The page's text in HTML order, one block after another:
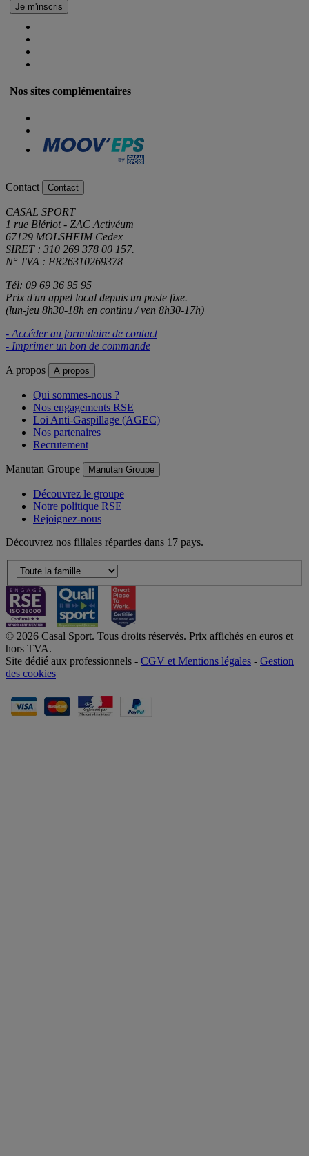
Nos sites complémentaires
Contact Contact
CASAL SPORT
1 rue Blériot - ZAC Activéum
67129 MOLSHEIM Cedex
SIRET : 310 269 378 00 157.
N° TVA : FR26310269378
Tél: 09 69 36 95 95
Prix d'un appel local depuis un poste fixe.
(lun-jeu 8h30-18h en continu / ven 8h30-17h)
- Accéder au formulaire de contact
- Imprimer un bon de commande
A propos A propos
Qui sommes-nous ?
Nos engagements RSE
Loi Anti-Gaspillage (AGEC)
Nos partenaires
Recrutement
Manutan Groupe Manutan Groupe
Découvrez le groupe
Notre politique RSE
Rejoignez-nous
Découvrez nos filiales réparties dans 17 pays.
© 2026 Casal Sport. Tous droits réservés. Prix affichés en euros et
hors TVA.
Site dédié aux professionnels - CGV et Mentions légales - Gestion
des cookies